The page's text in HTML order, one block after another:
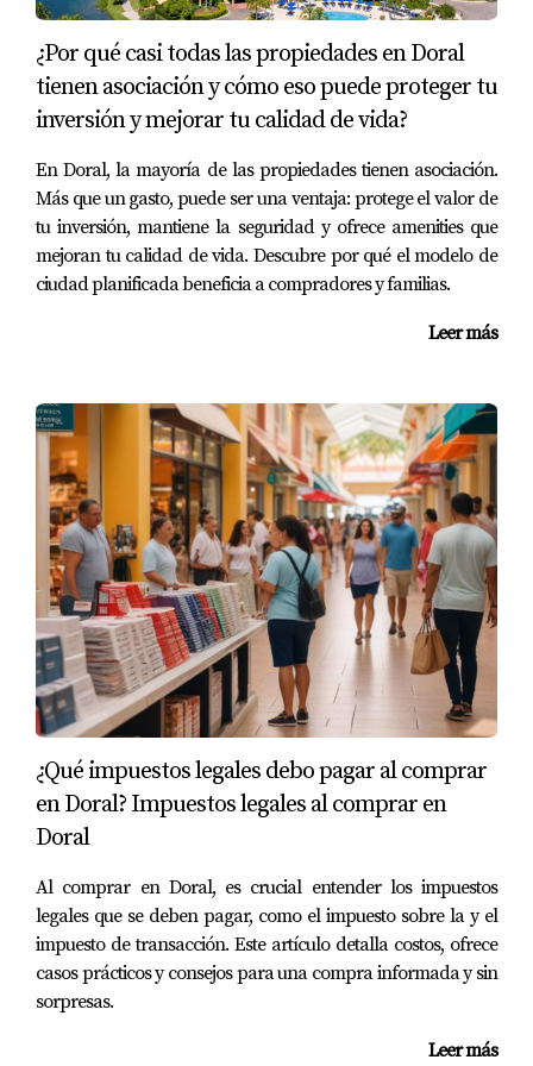
que hacer: desde pasear en bicicleta hasta disfrutar de
picnics familiares". Esta conexión con la naturaleza y la
comunidad es vital para crear recuerdos duraderos.
Conclusión
En resumen, Doral es una comunidad vibrante que
ofrece seguridad, educación de alta calidad y
abundantes oportunidades recreativas para las familias.
Con testimonios reales como los de las familias Pérez,
un sitio para vivir; es un hogar donde se construyen
recuerdos significativos. Si estás considerando mudarte a
un lugar donde tu familia pueda crecer felizmente, no
dudes en explorar lo que Doral tiene para ofrecerte. Si
deseas conocer más sobre cómo encontrar tu hogar ideal
en esta maravillosa comunidad, no dudes en contactar a
Mariana Romero. Ella está lista para ayudarte a dar el
siguiente paso hacia una vida plena en Doral.
Preguntas Frecuentes
¿Qué factores influyen en el costo de vivienda
en Doral?
El costo promedio puede variar dependiendo del tipo de
propiedad y ubicación dentro de Doral. Sin embargo,
generalmente se considera accesible comparado con
otras áreas cercanas.
¿Qué tipo de actividades culturales ofrece
Doral?
¿Por qué casi todas las propiedades en Doral
tienen asociación y cómo eso puede proteger tu
inversión y mejorar tu calidad de vida?
En Doral, la mayoría de las propiedades tienen asociación.
Más que un gasto, puede ser una ventaja: protege el valor de
tu inversión, mantiene la seguridad y ofrece amenities que
mejoran tu calidad de vida. Descubre por qué el modelo de
ciudad planificada beneficia a compradores y familias.
Leer más
¿Qué impuestos legales debo pagar al comprar
en Doral? Impuestos legales al comprar en
Doral
Al comprar en Doral, es crucial entender los impuestos
legales que se deben pagar, como el impuesto sobre la y el
impuesto de transacción. Este artículo detalla costos, ofrece
casos prácticos y consejos para una compra informada y sin
sorpresas.
Leer más